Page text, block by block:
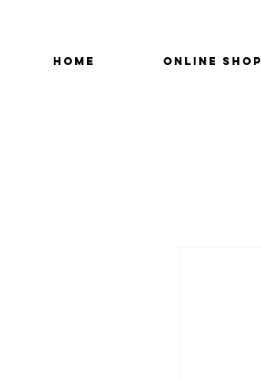
HOME ONLINE SHOP